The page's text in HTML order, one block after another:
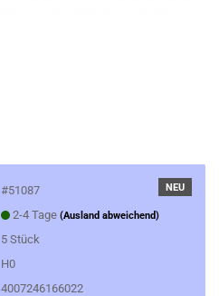
NEU
#51087
2-4 Tage (Ausland abweichend)
5 Stück
H0
4007246166022